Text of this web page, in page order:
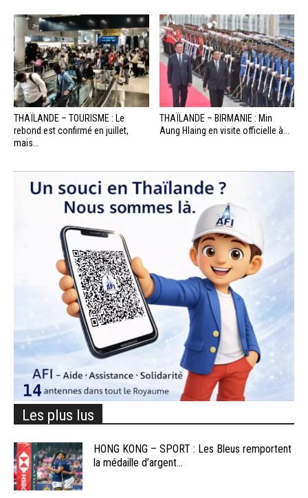
THAÏLANDE – TOURISME : Le
rebond est confirmé en juillet,
mais...
THAÏLANDE – BIRMANIE : Min
Aung Hlaing en visite officielle à...
Les plus lus
HONG KONG – SPORT : Les Bleus remportent
la médaille d’argent...